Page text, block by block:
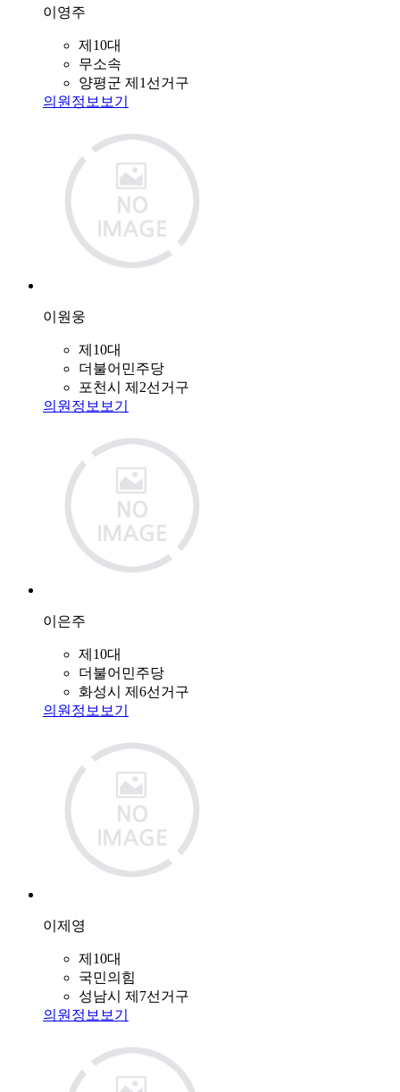
이영주
제10대
무소속
양평군 제1선거구
의원정보보기
이원웅
제10대
더불어민주당
포천시 제2선거구
의원정보보기
이은주
제10대
더불어민주당
화성시 제6선거구
의원정보보기
이제영
제10대
국민의힘
성남시 제7선거구
의원정보보기